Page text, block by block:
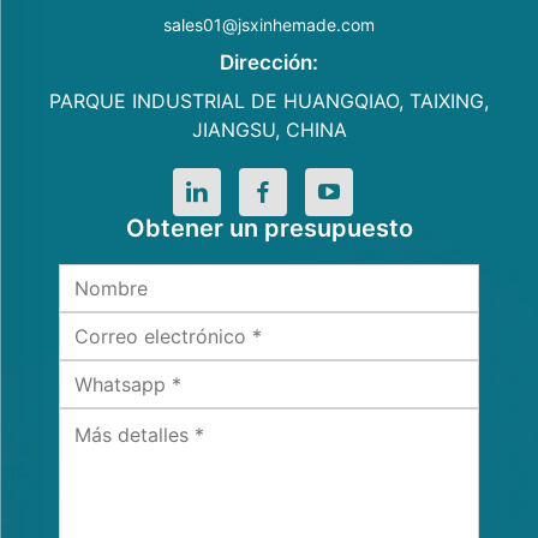
sales01@jsxinhemade.com
Dirección:
PARQUE INDUSTRIAL DE HUANGQIAO, TAIXING,
JIANGSU, CHINA
Obtener un presupuesto